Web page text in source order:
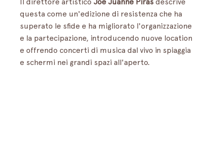
questa come un'edizione di resistenza che ha
superato le sfide e ha migliorato l'organizzazione
e la partecipazione, introducendo nuove location
e offrendo concerti di musica dal vivo in spiaggia
e schermi nei grandi spazi all'aperto.